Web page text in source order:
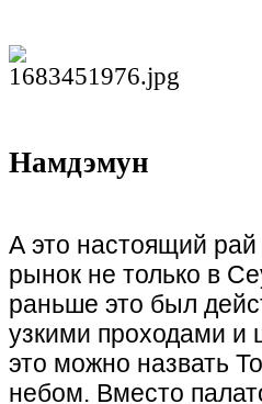
Намдэмун
А это настоящий
рынок не только в
раньше это был
узкими проходами и
это можно назвать
небом. Вместо